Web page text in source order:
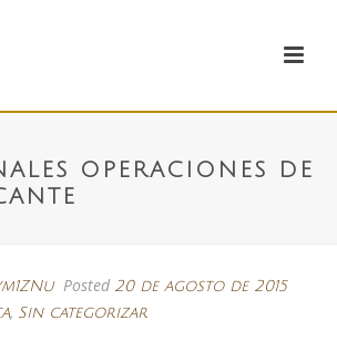
OPERACIONES DE
Posted 20 de agosto de 2015
, Sin categorizar